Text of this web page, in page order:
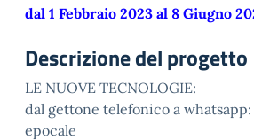
dal 1 Febbraio 2023 al 8 Giugno
Descrizione del progetto
LE NUOVE TECNOLOGIE:
dal gettone telefonico a
epocale